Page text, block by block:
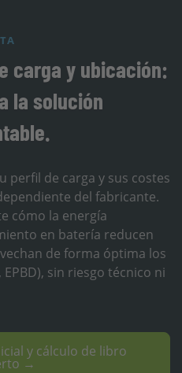
carga y ubicación:
la solución
perfil de carga y sus costes
del fabricante.
cómo la energía
en batería reducen
de forma óptima los
sin riesgo técnico ni
y cálculo de libro
→